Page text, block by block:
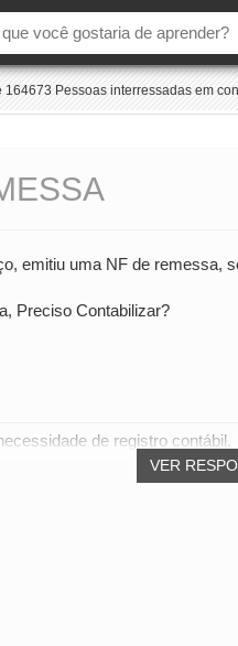
Pessoas interressadas em
emitiu uma NF de remessa,
Preciso Contabilizar?
VER
de registro contábil.